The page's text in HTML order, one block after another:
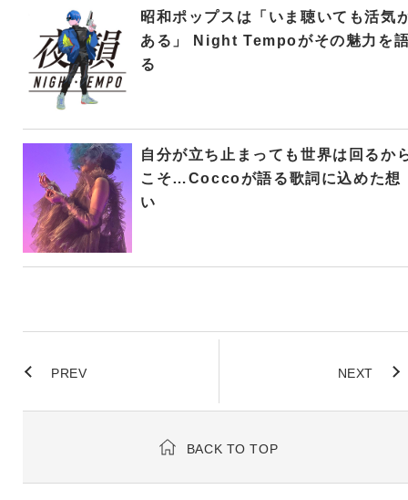
昭和ポップスは「いま聴いても活気
ある」 Night Tempoがその魅力を
る
自分が立ち止まっても世界は回るか
こそ…Coccoが語る歌詞に込めた想
い
PREV NEXT
BACK TO TOP